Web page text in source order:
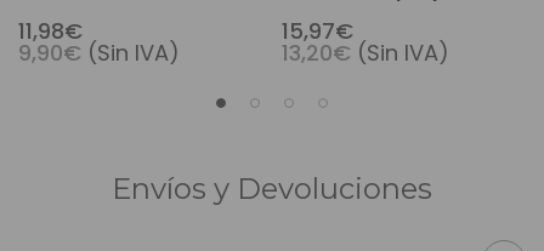
11,98€
9,90€ (Sin IVA)
15,97€
13,20€ (Sin IVA)
Envíos y Devoluciones